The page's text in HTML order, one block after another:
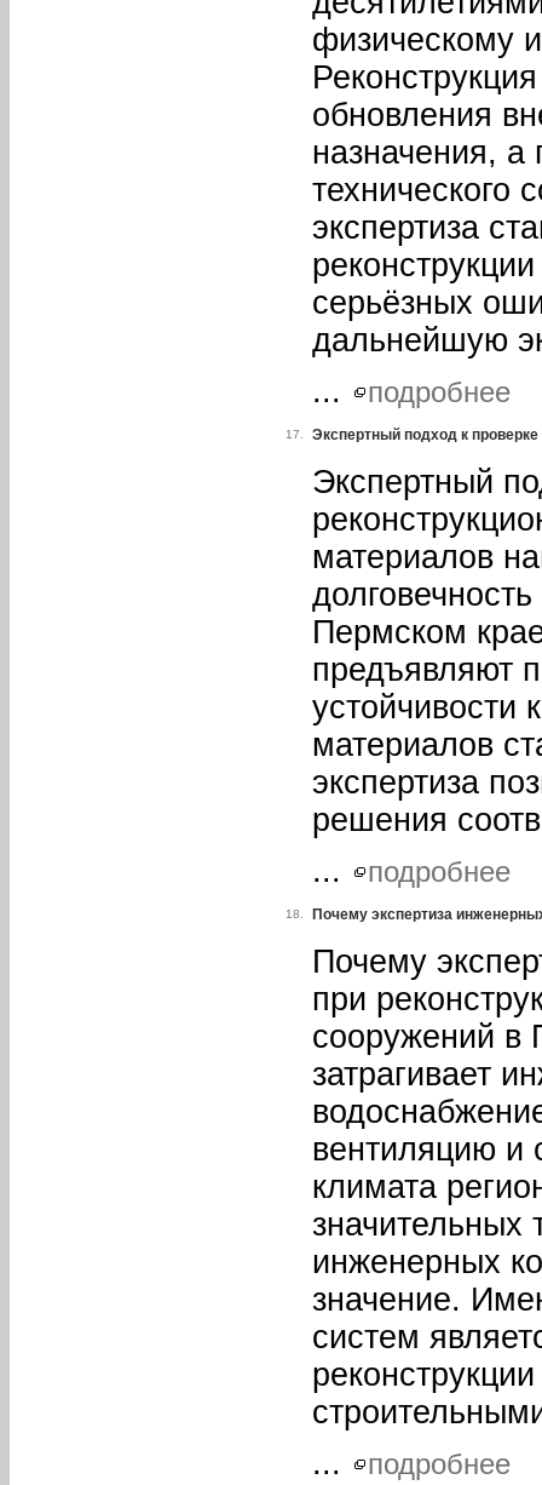
физическому
обновления
назначения, а
технического
экспертиза
серьёзных
дальнейшую
...
подробнее
17. Экспертный подход к
Экспертный
материалов
Пермском
предъявляют
устойчивости
материалов
экспертиза
решения
...
подробнее
18. Почему экспертиза
Почему
при
сооружений в
затрагивает
вентиляцию и
климата
значительных
инженерных
значение.
систем
...
подробнее